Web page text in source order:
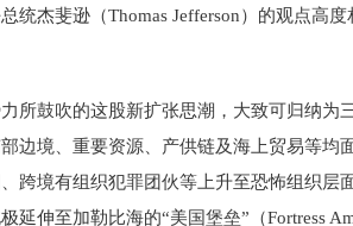
统杰斐逊（Thomas Jefferson）的观点高
所鼓吹的这股新扩张思潮，大致可归纳
边境、重要资源、产供链及海上贸易等均
跨境有组织犯罪团伙等上升至恐怖组织
延伸至加勒比海的“美国堡垒”（Fortress